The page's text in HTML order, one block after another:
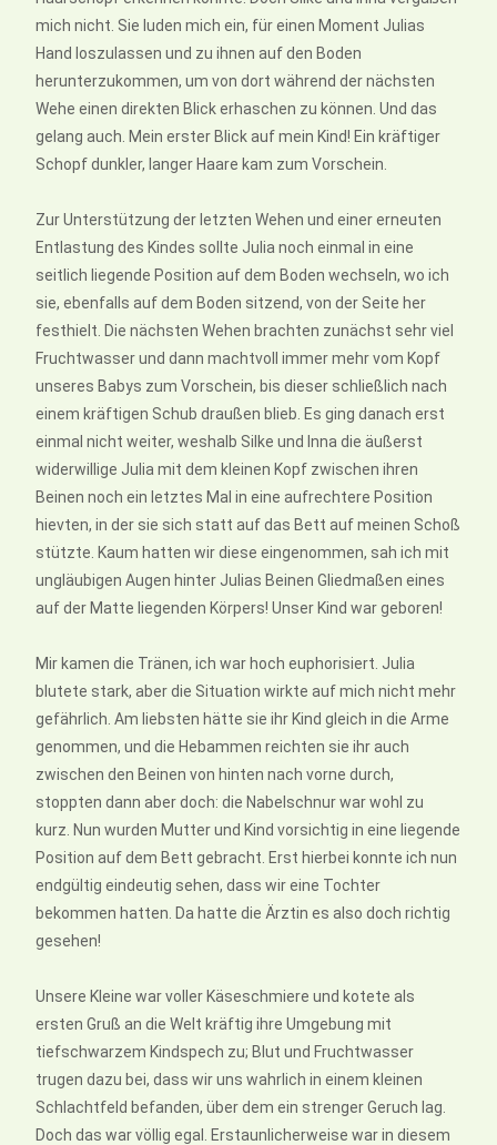
mich nicht. Sie luden mich ein, für einen Moment Julias
Hand loszulassen und zu ihnen auf den Boden
herunterzukommen, um von dort während der nächsten
Wehe einen direkten Blick erhaschen zu können. Und das
gelang auch. Mein erster Blick auf mein Kind! Ein kräftiger
Schopf dunkler, langer Haare kam zum Vorschein.
Zur Unterstützung der letzten Wehen und einer erneuten
Entlastung des Kindes sollte Julia noch einmal in eine
seitlich liegende Position auf dem Boden wechseln, wo ich
sie, ebenfalls auf dem Boden sitzend, von der Seite her
festhielt. Die nächsten Wehen brachten zunächst sehr viel
Fruchtwasser und dann machtvoll immer mehr vom Kopf
unseres Babys zum Vorschein, bis dieser schließlich nach
einem kräftigen Schub draußen blieb. Es ging danach erst
einmal nicht weiter, weshalb Silke und Inna die äußerst
widerwillige Julia mit dem kleinen Kopf zwischen ihren
Beinen noch ein letztes Mal in eine aufrechtere Position
hievten, in der sie sich statt auf das Bett auf meinen Schoß
stützte. Kaum hatten wir diese eingenommen, sah ich mit
ungläubigen Augen hinter Julias Beinen Gliedmaßen eines
auf der Matte liegenden Körpers! Unser Kind war geboren!
Mir kamen die Tränen, ich war hoch euphorisiert. Julia
blutete stark, aber die Situation wirkte auf mich nicht mehr
gefährlich. Am liebsten hätte sie ihr Kind gleich in die Arme
genommen, und die Hebammen reichten sie ihr auch
zwischen den Beinen von hinten nach vorne durch,
stoppten dann aber doch: die Nabelschnur war wohl zu
kurz. Nun wurden Mutter und Kind vorsichtig in eine liegende
Position auf dem Bett gebracht. Erst hierbei konnte ich nun
endgültig eindeutig sehen, dass wir eine Tochter
bekommen hatten. Da hatte die Ärztin es also doch richtig
gesehen!
Unsere Kleine war voller Käseschmiere und kotete als
ersten Gruß an die Welt kräftig ihre Umgebung mit
tiefschwarzem Kindspech zu; Blut und Fruchtwasser
trugen dazu bei, dass wir uns wahrlich in einem kleinen
Schlachtfeld befanden, über dem ein strenger Geruch lag.
Doch das war völlig egal. Erstaunlicherweise war in diesem